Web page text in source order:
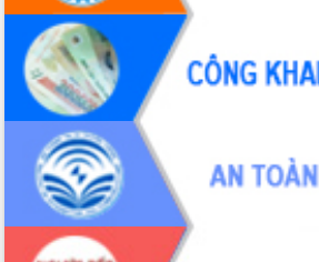
Xã Ea Kar bước chuyển mình trong
công tác cải cách hành chính mô hình
mới
UBND tỉnh họp báo định kỳ tháng 4
năm 2026
Hội thảo khoa học “Giải pháp thúc đẩy
phát triển nền kinh tế xanh tại tỉnh
Đắk Lắk”
Tăng cường giám sát, đôn đốc thực
hiện nhiệm vụ quản lý tài sản công
hàng tuần